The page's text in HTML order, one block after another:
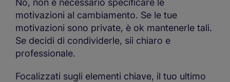
motivazioni al cambiamento. Se le tue
motivazioni sono private, è ok mantenerle tali.
Se decidi di condividerle, sii chiaro e
professionale.
Focalizzati sugli elementi chiave, il tuo ultimo